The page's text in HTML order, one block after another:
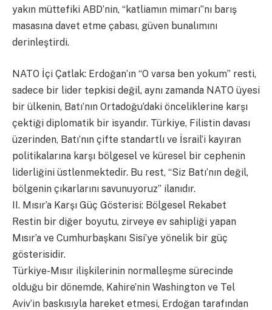
yakın müttefiki ABD’nin, “katliamın mimarı”nı barış
masasına davet etme çabası, güven bunalımını
derinleştirdi.
​NATO İçi Çatlak: Erdoğan’ın “O varsa ben yokum” resti,
sadece bir lider tepkisi değil, aynı zamanda NATO üyesi
bir ülkenin, Batı’nın Ortadoğu’daki önceliklerine karşı
çektiği diplomatik bir isyandır. Türkiye, Filistin davası
üzerinden, Batı’nın çifte standartlı ve İsrail’i kayıran
politikalarına karşı bölgesel ve küresel bir cephenin
liderliğini üstlenmektedir. Bu rest, “Siz Batı’nın değil,
bölgenin çıkarlarını savunuyoruz” ilanıdır.
​II. Mısır’a Karşı Güç Gösterisi: Bölgesel Rekabet
​Restin bir diğer boyutu, zirveye ev sahipliği yapan
Mısır’a ve Cumhurbaşkanı Sisi’ye yönelik bir güç
gösterisidir.
Türkiye-Mısır ilişkilerinin normalleşme sürecinde
olduğu bir dönemde, Kahire’nin Washington ve Tel
Aviv’in baskısıyla hareket etmesi, Erdoğan tarafından